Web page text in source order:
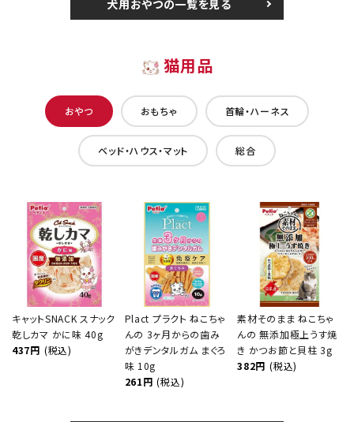
犬用おやつの一覧を見る
猫用品
おやつ おもちゃ 首輪・ハーネス
ベッド・ハウス・マット 総合
キャットSNACK スナック
乾しカマ かに味 40g
437円 (税込)
Plact プラクト ねこちゃ
んの 3ヶ月からの歯み
がきデンタルガム まぐろ
味 10g
261円 (税込)
素材そのまま ねこちゃ
んの 無添加極上うす焼
き かつお節と貝柱 3g
382円 (税込)